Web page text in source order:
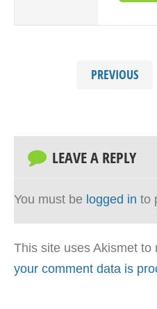
PREVIOUS
LEAVE A REPLY
You must be logged in to
This site uses Akismet to
your comment data is